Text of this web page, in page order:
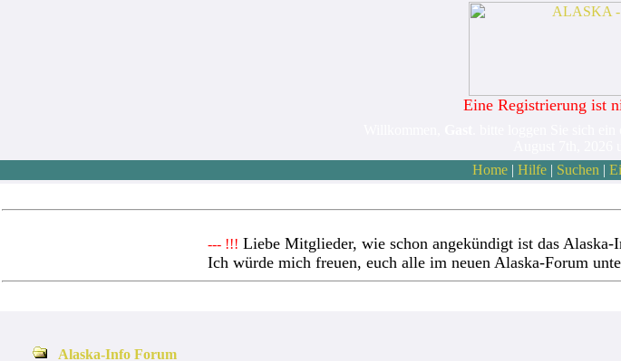
Eine Registrierung ist
Home| Hilfe| Suchen |
--- !!! Liebe Mitglieder, wie schon angekündigt ist das
Ich würde mich freuen, euch alle im neuen Alaska-Forum
Alaska-Info Forum